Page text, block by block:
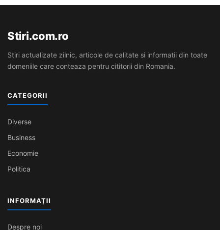
Stiri.com.ro
Stiri actualizate zilnic, articole de calitate si informatii din toate
domeniile care conteaza pentru cititorii din Romania.
CATEGORII
Diverse
Business
Economie
Politica
INFORMAȚII
Despre noi